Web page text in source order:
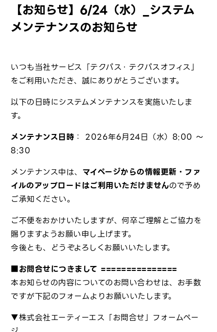
【お知らせ】6/24（水）_システム
メンテナンスのお知らせ
いつも当社サービス「テクパス・テクパスオフィス」
をご利用いただき、誠にありがとうございます。
以下の日時にシステムメンテナンスを実施いたしま
す。
メンテナンス日時 ： 2026年6月24日（水）8:00 ～
8:30
メンテナンス中は、 マイページからの情報更新・ファ
イルのアップロードはご利用いただけませんので予め
ご承知ください。
ご不便をおかけいたしますが、何卒ご理解とご協力を
賜りますようお願い申し上げます。
今後とも、どうぞよろしくお願いいたします。
■お問合せにつきまして ===============
本お知らせの内容についてのお問い合わせは、お手数
ですが下記のフォームよりお願いいたします。
▼株式会社エーティーエス「お問合せ」フォームペー